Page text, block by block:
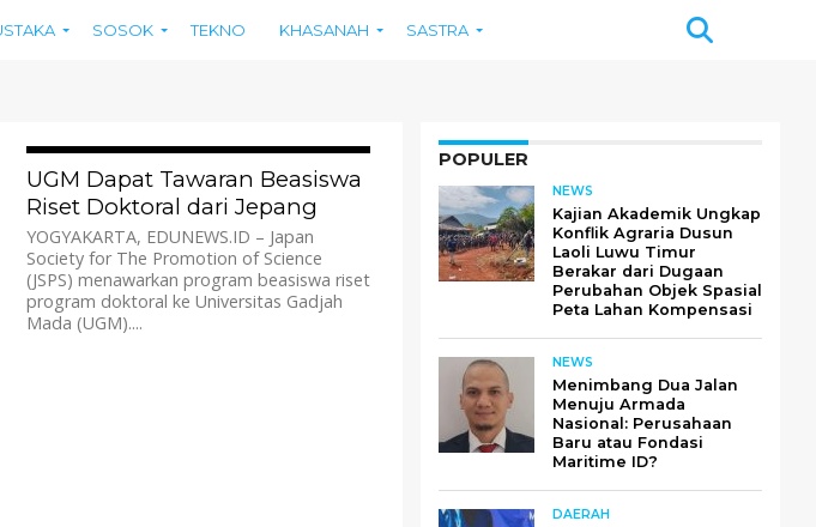
SOSOK TEKNO KHASANAH SASTRA
UGM Dapat Tawaran Beasiswa
Riset Doktoral dari Jepang
YOGYAKARTA, EDUNEWS.ID – Japan
Society for The Promotion of Science
(JSPS) menawarkan program beasiswa riset
program doktoral ke Universitas Gadjah
Mada (UGM)....
POPULER
NEWS
Kajian Akademik Ungkap
Konflik Agraria Dusun
Laoli Luwu Timur
Berakar dari Dugaan
Perubahan Objek Spasial
Peta Lahan Kompensasi
NEWS
Menimbang Dua Jalan
Menuju Armada
Nasional: Perusahaan
Baru atau Fondasi
Maritime ID?
DAERAH